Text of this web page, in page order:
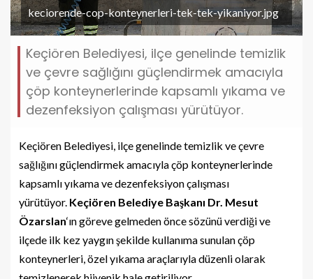
keciorende-cop-konteynerleri-tek-tek-yikaniyor.jpg
Keçiören Belediyesi, ilçe genelinde temizlik
ve çevre sağlığını güçlendirmek amacıyla
çöp konteynerlerinde kapsamlı yıkama ve
dezenfeksiyon çalışması yürütüyor.
Keçiören Belediyesi, ilçe genelinde temizlik ve çevre
sağlığını güçlendirmek amacıyla çöp konteynerlerinde
kapsamlı yıkama ve dezenfeksiyon çalışması
yürütüyor. Keçiören Belediye Başkanı Dr. Mesut
Özarslan‘ın göreve gelmeden önce sözünü verdiği ve
ilçede ilk kez yaygın şekilde kullanıma sunulan çöp
konteynerleri, özel yıkama araçlarıyla düzenli olarak